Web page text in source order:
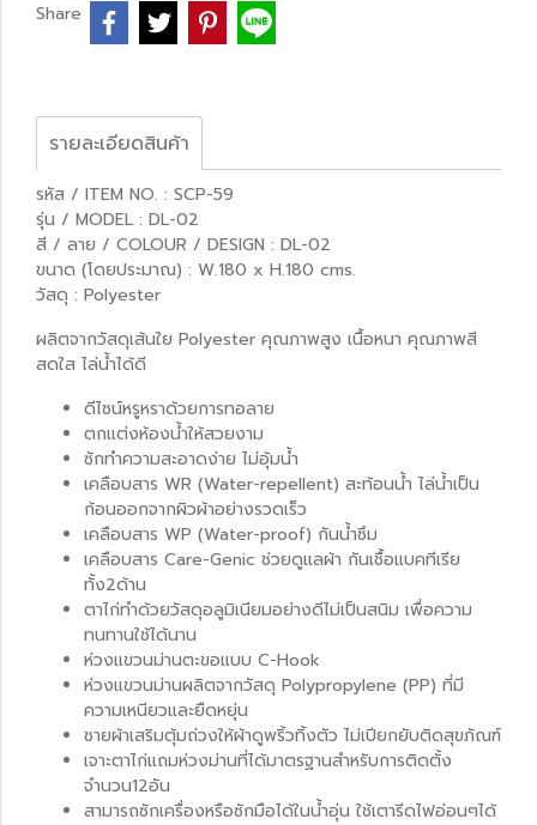
Share
รายละเอียดสินค้า
รหัส / ITEM NO. : SCP-59
รุ่น / MODEL : DL-02
สี / ลาย / COLOUR / DESIGN : DL-02
ขนาด (โดยประมาณ) : W.180 x H.180 cms.
วัสดุ : Polyester
ผลิตจากวัสดุเส้นใย Polyester คุณภาพสูง เนื้อหนา คุณภาพสี
สดใส ไล่น้ำได้ดี
ดีไซน์หรูหราด้วยการทอลาย
ตกแต่งห้องน้ำให้สวยงาม
ซักทำความสะอาดง่าย ไม่อุ้มน้ำ
เคลือบสาร WR (Water-repellent) สะท้อนน้ำ ไล่น้ำเป็น
ก้อนออกจากผิวผ้าอย่างรวดเร็ว
เคลือบสาร WP (Water-proof) กันน้ำซึม
เคลือบสาร Care-Genic ช่วยดูแลผ้า กันเชื้อแบคทีเรีย
ทั้ง2ด้าน
ตาไก่ทำด้วยวัสดุอลูมิเนียมอย่างดีไม่เป็นสนิม เพื่อความ
ทนทานใช้ได้นาน
ห่วงแขวนม่านตะขอแบบ C-Hook
ห่วงแขวนม่านผลิตจากวัสดุ Polypropylene (PP) ที่มี
ความเหนียวและยืดหยุ่น
ชายผ้าเสริมตุ้มถ่วงให้ผ้าดูพริ้วทิ้งตัว ไม่เปียกยับติดสุขภัณฑ์
เจาะตาไก่แถมห่วงม่านที่ได้มาตรฐานสำหรับการติดตั้ง
จำนวน12อัน
สามารถซักเครื่องหรือซักมือได้ในน้ำอุ่น ใช้เตารีดไฟอ่อนๆได้